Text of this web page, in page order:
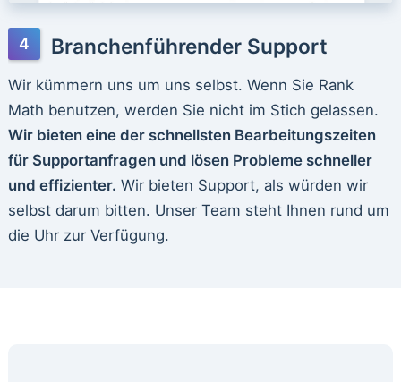
Branchenführender Support
Wir kümmern uns um uns selbst. Wenn Sie Rank
Math benutzen, werden Sie nicht im Stich gelassen.
Wir bieten eine der schnellsten Bearbeitungszeiten
für Supportanfragen und lösen Probleme schneller
und effizienter. Wir bieten Support, als würden wir
selbst darum bitten. Unser Team steht Ihnen rund um
die Uhr zur Verfügung.